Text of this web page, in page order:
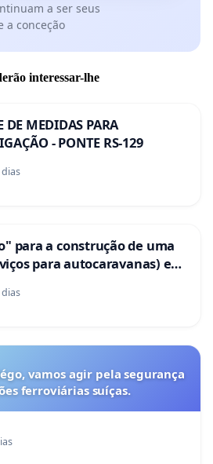
a ser seus
a conceção
interessar-lhe
DE MEDIDAS PARA
- PONTE RS-129
para a construção de uma
para autocaravanas) em
vamos agir pela segurança
ferroviárias suíças.